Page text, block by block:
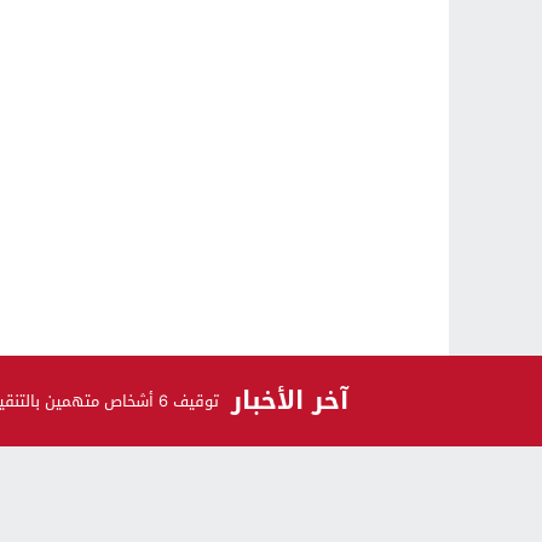
آخر الأخبار توقيف 6 أشخاص متهمين بالتنقيب غير القانوني على الكنوز